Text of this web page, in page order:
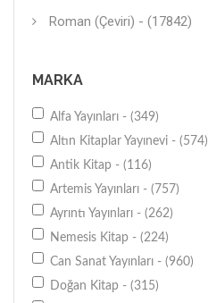
Roman (Çeviri) - (17842)
MARKA
Alfa Yayınları - (349)
Altın Kitaplar Yayınevi - (574)
Antik Kitap - (116)
Artemis Yayınları - (757)
Ayrıntı Yayınları - (262)
Nemesis Kitap - (224)
Can Sanat Yayınları - (960)
Doğan Kitap - (315)